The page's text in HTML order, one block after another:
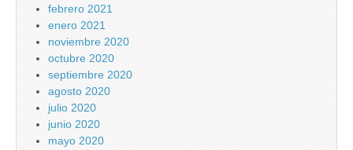
febrero 2021
enero 2021
noviembre 2020
octubre 2020
septiembre 2020
agosto 2020
julio 2020
junio 2020
mayo 2020